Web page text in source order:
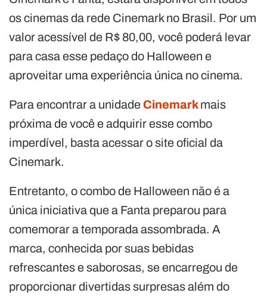
os cinemas da rede Cinemark no Brasil. Por um
valor acessível de R$ 80,00, você poderá levar
para casa esse pedaço do Halloween e
aproveitar uma experiência única no cinema.
Para encontrar a unidade Cinemarkmais
próxima de você e adquirir esse combo
imperdível, basta acessar o site oficial da
Cinemark.
Entretanto, o combo de Halloween não é a
única iniciativa que a Fanta preparou para
comemorar a temporada assombrada. A
marca, conhecida por suas bebidas
refrescantes e saborosas, se encarregou de
proporcionar divertidas surpresas além do